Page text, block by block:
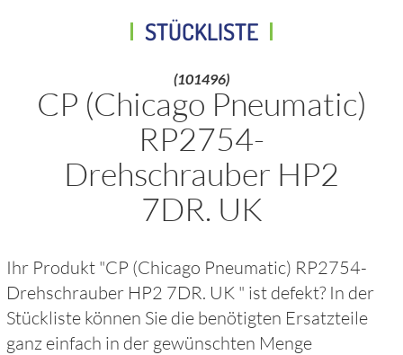
STÜCKLISTE
(101496)
CP (Chicago Pneumatic)
RP2754-
Drehschrauber HP2
7DR. UK
Ihr Produkt "CP (Chicago Pneumatic) RP2754-
Drehschrauber HP2 7DR. UK " ist defekt? In der
Stückliste können Sie die benötigten Ersatzteile
ganz einfach in der gewünschten Menge